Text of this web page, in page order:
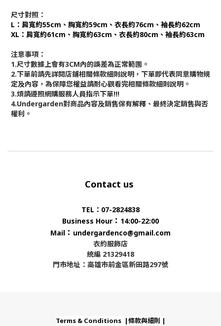
尺寸對照：
L：肩寬約55cm、胸寬約59cm、衣長約76cm、袖長約62cm
XL：肩寬約61cm、胸寬約63cm、衣長約80cm、袖長約63cm
注意事項：
1.尺寸數據上會有3CM內的誤差為正常範圍。
2.下單前請先詳閱店鋪相關條款細則說明，下單即代表同意購物規
定及內容，為保障您權益請耐心觀看完相關條款細則說明。
3.煩請遵照網購服務人員指示下單!!!
4.Undergarden對商品內容及銷售保有解釋、最終決定銷售與否
權利。
Contact us
TEL：07-2824838
Business Hour ： 14:00-22:00
Mail ： undergardenco@gmail.com
衣約服飾店
統編 21329418
門市地址：高雄市前金區新田路297號
Terms & Conditions |條款與細則 |